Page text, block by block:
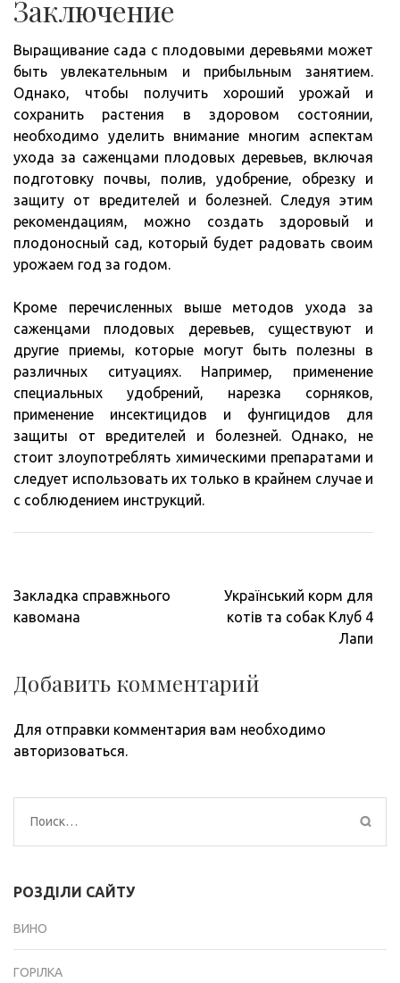
Заключение
Выращивание сада с плодовыми деревьями может
быть увлекательным и прибыльным занятием.
Однако, чтобы получить хороший урожай и
сохранить растения в здоровом состоянии,
необходимо уделить внимание многим аспектам
ухода за саженцами плодовых деревьев, включая
подготовку почвы, полив, удобрение, обрезку и
защиту от вредителей и болезней. Следуя этим
рекомендациям, можно создать здоровый и
плодоносный сад, который будет радовать своим
урожаем год за годом.
Кроме перечисленных выше методов ухода за
саженцами плодовых деревьев, существуют и
другие приемы, которые могут быть полезны в
различных ситуациях. Например, применение
специальных удобрений, нарезка сорняков,
применение инсектицидов и фунгицидов для
защиты от вредителей и болезней. Однако, не
стоит злоупотреблять химическими препаратами и
следует использовать их только в крайнем случае и
с соблюдением инструкций.
Навигация
по
Закладка справжнього
кавомана
Український корм для
котів та собак Клуб 4
Лапи
Добавить комментарий
Для отправки комментария вам необходимо
авторизоваться.
Найти:
РОЗДІЛИ САЙТУ
ВИНО
ГОРІЛКА